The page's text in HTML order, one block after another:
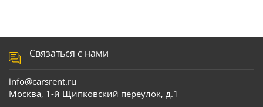
Связаться с нами
info@carsrent.ru
Москва, 1-й Щипковский переулок, д.1